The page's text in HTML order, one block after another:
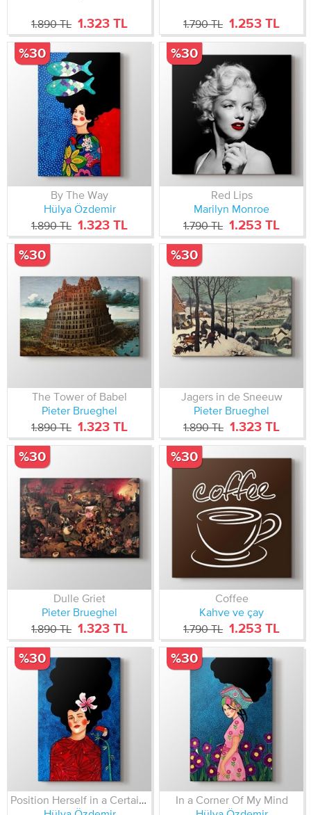
1.890 TL 1.323 TL 1.790 TL 1.253 TL
By The Way
Hülya Özdemir
1.890 TL 1.323 TL
%30
Red Lips
Marilyn Monroe
1.790 TL 1.253 TL
%30
The Tower of Babel
Pieter Brueghel
1.890 TL 1.323 TL
%30
Jagers in de Sneeuw
Pieter Brueghel
1.890 TL 1.323 TL
%30
Dulle Griet
Pieter Brueghel
1.890 TL 1.323 TL
%30
Coffee
Kahve ve çay
1.790 TL 1.253 TL
%30
Position Herself in a Certain Posture
%30
In a Corner Of My Mind
%30